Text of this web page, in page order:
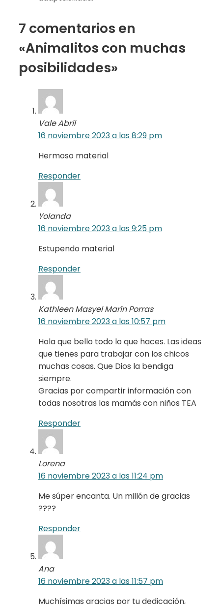
7 comentarios en
«Animalitos con muchas
posibilidades»
Vale Abril
16 noviembre 2023 a las 8:29 pm
Hermoso material
Responder
Yolanda
16 noviembre 2023 a las 9:25 pm
Estupendo material
Responder
Kathleen Masyel Marín Porras
16 noviembre 2023 a las 10:57 pm
Hola que bello todo lo que haces. Las ideas
que tienes para trabajar con los chicos
muchas cosas. Que Dios la bendiga
siempre.
Gracias por compartir información con
todas nosotras las mamás con niños TEA
Responder
Lorena
16 noviembre 2023 a las 11:24 pm
Me súper encanta. Un millón de gracias
????
Responder
Ana
16 noviembre 2023 a las 11:57 pm
Muchísimas gracias por tu dedicación,